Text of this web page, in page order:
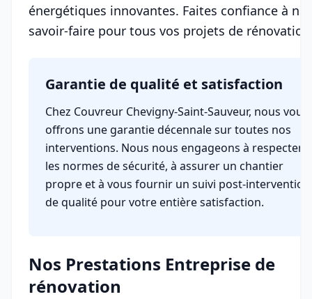
énergétiques innovantes. Faites confiance à
savoir-faire pour tous vos projets de
Garantie de qualité et satisfaction
Chez Couvreur Chevigny-Saint-Sauveur, nous vous
offrons une garantie décennale sur toutes nos
interventions. Nous nous engageons à respecter
les normes de sécurité, à assurer un chantier
propre et à vous fournir un suivi post-intervention
de qualité pour votre entière satisfaction.
Nos Prestations Entreprise de
rénovation